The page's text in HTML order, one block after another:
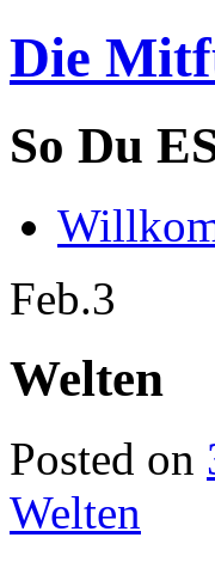
Die
So Du
Feb.3
Welten
Posted on
Welten